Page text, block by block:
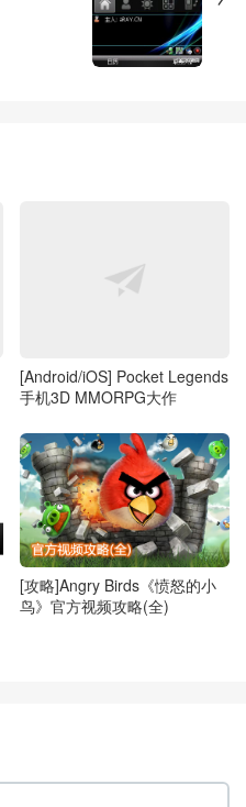
[Android/iOS] Pocket Legends
手机3D MMORPG大作
[攻略]Angry Birds《愤怒的小
鸟》官方视频攻略(全)